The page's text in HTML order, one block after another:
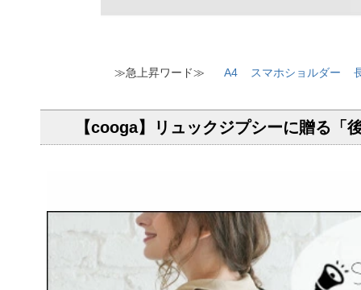
≫急上昇ワード≫ A4 スマホショルダー
【cooga】リュックジプシーに贈る